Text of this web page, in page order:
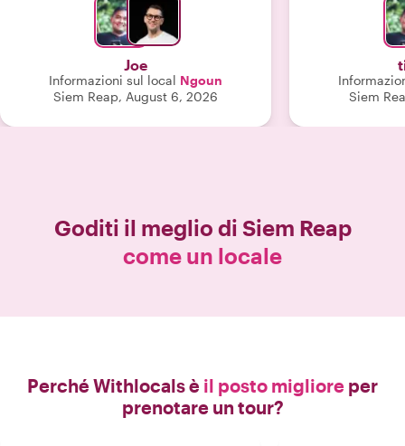
Joe
Informazioni sul local Ngoun
Siem Reap, August 6, 2026
prelievo
colazione in
dei templi e
questa
Siem
Goditi il meglio di Siem Reap
come un locale
Perché Withlocals è il posto migliore per
prenotare un tour?